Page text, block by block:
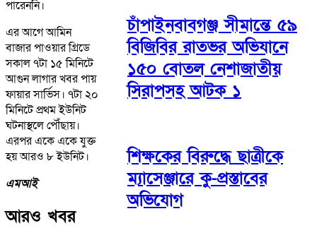
পারেননি।
এর আগে আমিন
বাজার পাওয়ার গ্রিডে
সকাল ৭টা ১৫ মিনিটে
আগুন লাগার খবর পায়
ফায়ার সার্ভিস। ৭টা ২০
মিনিটে প্রথম ইউনিট
ঘটনাস্থলে পৌঁছায়।
এরপর একে একে যুক্ত
হয় আরও ৮ ইউনিট।
এমআই
আরও খবর
চাঁপাইনবাবগঞ্জ সীমান্তে ৫৯
বিজিবির রাতভর অভিযানে
১৫০ বোতল নেশাজাতীয়
সিরাপসহ আটক ১
শিক্ষকের বিরুদ্ধে ছাত্রীকে
ম্যাসেঞ্জারে কু-প্রস্তাবের
অভিযোগ